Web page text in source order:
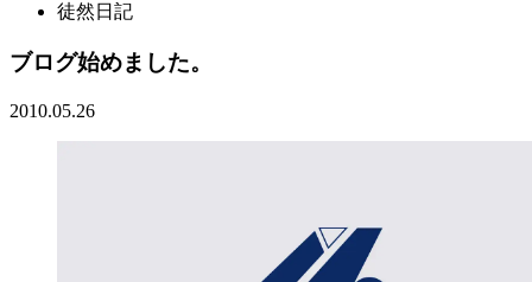
徒然日記
ブログ始めました。
2010.05.26